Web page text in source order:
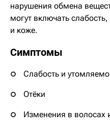
нарушения обмена
могут включать
и коже.
Симптомы
Слабость и
Отёки
Изменения в волосах